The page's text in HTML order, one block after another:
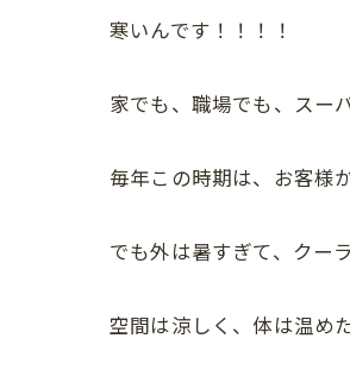
寒いんです！！！！
家でも、職場でも、スー
毎年この時期は、お客様
でも外は暑すぎて、クー
空間は涼しく、体は温め